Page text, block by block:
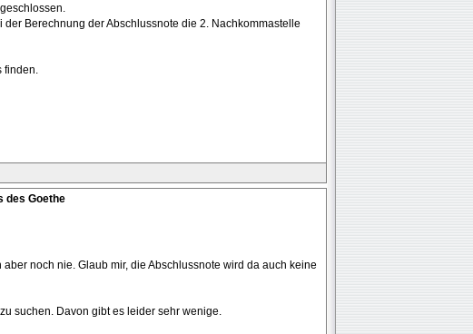
Berechnung der Abschlussnote die 2. Nachkommastelle
des Goethe
noch nie. Glaub mir, die Abschlussnote wird da auch keine
suchen. Davon gibt es leider sehr wenige.